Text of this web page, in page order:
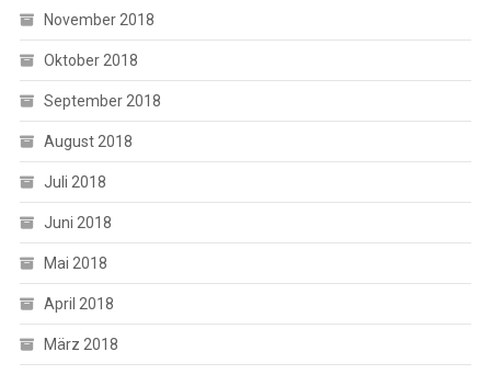
November 2018
Oktober 2018
September 2018
August 2018
Juli 2018
Juni 2018
Mai 2018
April 2018
März 2018